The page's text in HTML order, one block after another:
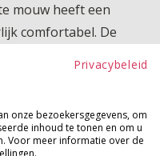
mouw heeft een
comfortabel. De
voor elke outfit die
seizoen door kunt
Privacybeleid
onze bezoekersgegevens, om
inhoud te tonen en om u
Voor meer informatie over de